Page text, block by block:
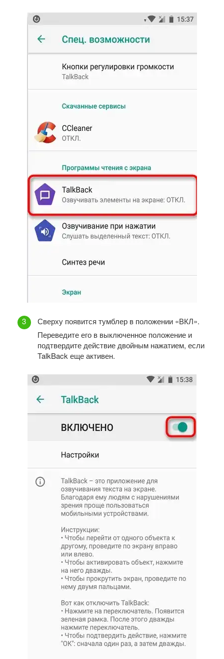
Сверху появится тумблер в положении «ВКЛ».
Переведите его в выключенное положение и
подтвердите действие двойным нажатием, если
TalkBack еще активен.